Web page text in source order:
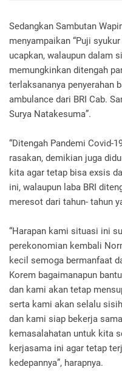
Sedangkan Sambutan
menyampaikan “Puji
ucapkan, walaupun dalam
memungkinkan ditengah
terlaksananya penyerahan
ambulance dari BRI Cab.
Surya Natakesuma”.
“Ditengah Pandemi Covid-
rasakan, demikian juga
kita agar tetap bisa exsis
ini, walaupun laba BRI
meresot dari tahun- tahun
“Harapan kami situasi ini
perekonomian kembali
kecil semoga bermanfaat
Korem bagaimanapun
dan kami akan tetap
serta kami akan selalu
dan kami siap bekerja
kemasalahatan untuk kita
kerjasama ini agar tetap
kedepannya”, harapnya.